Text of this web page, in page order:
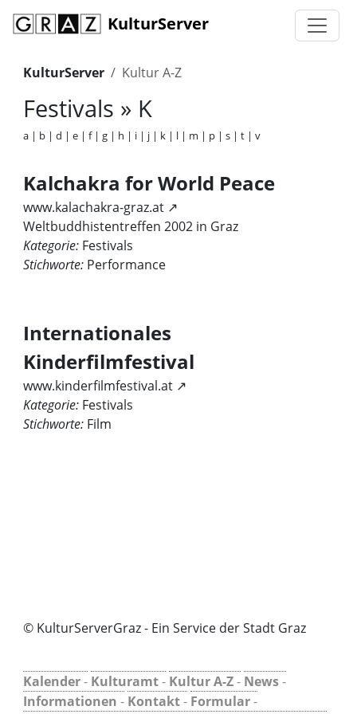
KulturServer
KulturServer Kultur A-Z
Festivals » K
a | b |d |e |f|g | h | i | j | k | l | m | p |s |t |v
Kalchakra for World Peace
www.kalachakra-graz.at ↗
Weltbuddhistentreffen 2002 in Graz
Kategorie: Festivals
Stichworte: Performance
Internationales
Kinderfilmfestival
www.kinderfilmfestival.at ↗
Kategorie: Festivals
Stichworte: Film
© KulturServerGraz - Ein Service der Stadt Graz
Kalender- Kulturamt- Kultur A-Z- News-
Informationen - Kontakt- Formular-